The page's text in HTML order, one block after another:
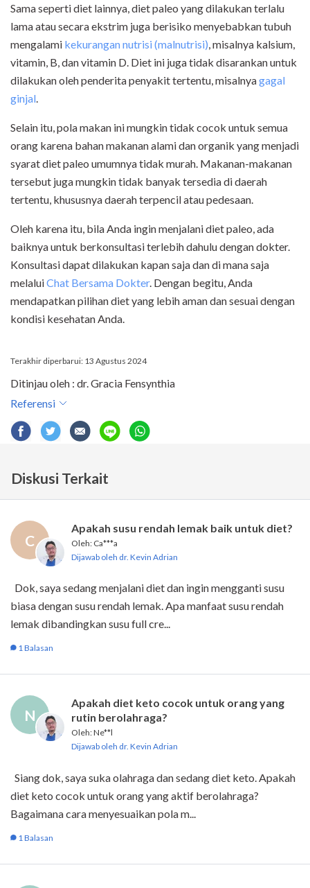
Sama seperti diet lainnya, diet paleo yang dilakukan terlalu
lama atau secara ekstrim juga berisiko menyebabkan tubuh
mengalami kekurangan nutrisi (malnutrisi) , misalnya kalsium,
vitamin, B, dan vitamin D. Diet ini juga tidak disarankan untuk
dilakukan oleh penderita penyakit tertentu, misalnyagagal
ginjal
Selain itu, pola makan ini mungkin tidak cocok untuk semua
orang karena bahan makanan alami dan organik yang menjadi
syarat diet paleo umumnya tidak murah. Makanan-makanan
tersebut juga mungkin tidak banyak tersedia di daerah
tertentu, khususnya daerah terpencil atau pedesaan.
Oleh karena itu, bila Anda ingin menjalani diet paleo, ada
baiknya untuk berkonsultasi terlebih dahulu dengan dokter.
Konsultasi dapat dilakukan kapan saja dan di mana saja
melaluiChat Bersama Dokter. Dengan begitu, Anda
mendapatkan pilihan diet yang lebih aman dan sesuai dengan
kondisi kesehatan Anda.
Terakhir diperbarui: 13 Agustus 2024